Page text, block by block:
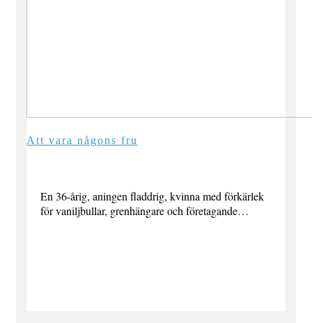
Att vara någons fru
En 36-årig, aningen fladdrig, kvinna med förkärlek
för vaniljbullar, grenhängare och företagande…